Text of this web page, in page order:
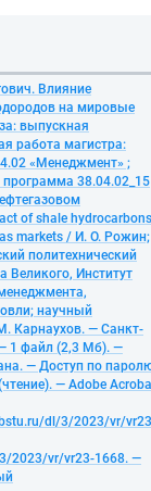
Влияние
на мировые
выпускная
работа магистра:
«Менеджмент» ;
38.04.02_15
of shale hydrocarbons
markets / И. О. Рожин;
политехнический
Великого, Институт
научный
Карнаухов. — Санкт-
1 файл (2,3 Мб). —
— Доступ по
— Adobe
dl/3/2023/vr/
2023/vr/vr23-1668. —